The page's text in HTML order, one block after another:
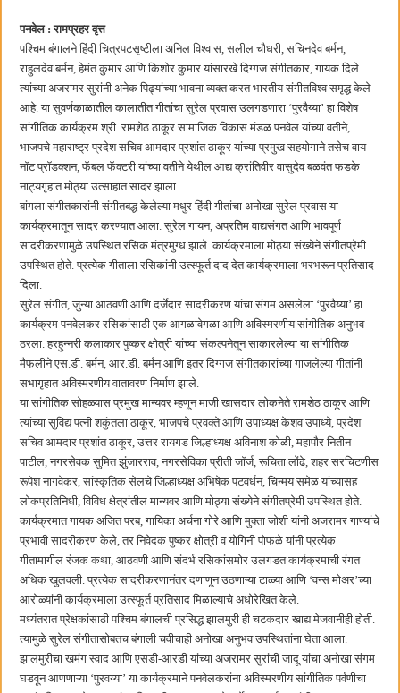
कामोठे येथे समाजोपयोगी वस्तूंच्या वाटपाचा उपक्रम
छत्रपती शिवाजी महाराज महाराजस्व समाधान शिबिरास पनवेलमध्ये उत्स्फूर्त प्रतिसाद
पनवेल : रामप्रहर वृत्त
पश्चिम बंगालने हिंदी चित्रपटसृष्टीला अनिल विश्वास, सलील चौधरी, सचिनदेव बर्मन,
राहुलदेव बर्मन, हेमंत कुमार आणि किशोर कुमार यांसारखे दिग्गज संगीतकार, गायक दिले.
त्यांच्या अजरामर सुरांनी अनेक पिढ्यांच्या भावना व्यक्त करत भारतीय संगीतविश्व समृद्ध केले
आहे. या सुवर्णकाळातील कालातीत गीतांचा सुरेल प्रवास उलगडणारा ‌‘पुरवैय्या‌’ हा विशेष
सांगीतिक कार्यक्रम श्री. रामशेठ ठाकूर सामाजिक विकास मंडळ पनवेल यांच्या वतीने,
भाजपचे महाराष्ट्र प्रदेश सचिव आमदार प्रशांत ठाकूर यांच्या प्रमुख सहयोगाने तसेच वाय
नॉट प्रॉडक्शन, फॅबल फॅक्टरी यांच्या वतीने येथील आद्य क्रांतिवीर वासुदेव बळवंत फडके
नाट्यगृहात मोठ्या उत्साहात सादर झाला.
बांगला संगीतकारांनी संगीतबद्ध केलेल्या मधुर हिंदी गीतांचा अनोखा सुरेल प्रवास या
कार्यक्रमातून सादर करण्यात आला. सुरेल गायन, अप्रतिम वाद्यसंगत आणि भावपूर्ण
सादरीकरणामुळे उपस्थित रसिक मंत्रमुग्ध झाले. कार्यक्रमाला मोठ्या संख्येने संगीतप्रेमी
उपस्थित होते. प्रत्येक गीताला रसिकांनी उत्स्फूर्त दाद देत कार्यक्रमाला भरभरून प्रतिसाद
दिला.
सुरेल संगीत, जुन्या आठवणी आणि दर्जेदार सादरीकरण यांचा संगम असलेला ‌‘पुरवैय्या‌’ हा
कार्यक्रम पनवेलकर रसिकांसाठी एक आगळावेगळा आणि अविस्मरणीय सांगीतिक अनुभव
ठरला. हरहुन्नरी कलाकार पुष्कर क्षोत्री यांच्या संकल्पनेतून साकारलेल्या या सांगीतिक
मैफलीने एस.डी. बर्मन, आर.डी. बर्मन आणि इतर दिग्गज संगीतकारांच्या गाजलेल्या गीतांनी
सभागृहात अविस्मरणीय वातावरण निर्माण झाले.
या सांगीतिक सोहळ्यास प्रमुख मान्यवर म्हणून माजी खासदार लोकनेते रामशेठ ठाकूर आणि
त्यांच्या सुविद्य पत्नी शकुंतला ठाकूर, भाजपचे प्रवक्ते आणि उपाध्यक्ष केशव उपाध्ये, प्रदेश
सचिव आमदार प्रशांत ठाकूर, उत्तर रायगड जिल्हाध्यक्ष अविनाश कोळी, महापौर नितीन
पाटील, नगरसेवक सुमित झुंजारराव, नगरसेविका प्रीती जॉर्ज, रूचिता लोंढे, शहर सरचिटणीस
रूपेश नागवेकर, सांस्कृतिक सेलचे जिल्हाध्यक्ष अभिषेक पटवर्धन, चिन्मय समेळ यांच्यासह
लोकप्रतिनिधी, विविध क्षेत्रांतील मान्यवर आणि मोठ्या संख्येने संगीतप्रेमी उपस्थित होते.
कार्यक्रमात गायक अजित परब, गायिका अर्चना गोरे आणि मुक्ता जोशी यांनी अजरामर गाण्यांचे
प्रभावी सादरीकरण केले, तर निवेदक पुष्कर क्षोत्री व योगिनी पोफळे यांनी प्रत्येक
गीतामागील रंजक कथा, आठवणी आणि संदर्भ रसिकांसमोर उलगडत कार्यक्रमाची रंगत
अधिक खुलवली. प्रत्येक सादरीकरणानंतर दणाणून उठणाऱ्या टाळ्या आणि ‌‘वन्स मोअर‌’च्या
आरोळ्यांनी कार्यक्रमाला उत्स्फूर्त प्रतिसाद मिळाल्याचे अधोरेखित केले.
मध्यंतरात प्रेक्षकांसाठी पश्चिम बंगालची प्रसिद्ध झालमुरी ही चटकदार खाद्य मेजवानीही होती.
त्यामुळे सुरेल संगीतासोबतच बंगाली चवीचाही अनोखा अनुभव उपस्थितांना घेता आला.
झालमुरीचा खमंग स्वाद आणि एसडी-आरडी यांच्या अजरामर सुरांची जादू यांचा अनोखा संगम
घडवून आणणाऱ्या ‌‘पुरवय्या‌’ या कार्यक्रमाने पनवेलकरांना अविस्मरणीय सांगीतिक पर्वणीचा